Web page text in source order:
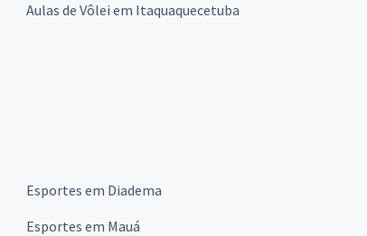
Aulas de Vôlei em Itaquaquecetuba
Esportes em Diadema
Esportes em Mauá